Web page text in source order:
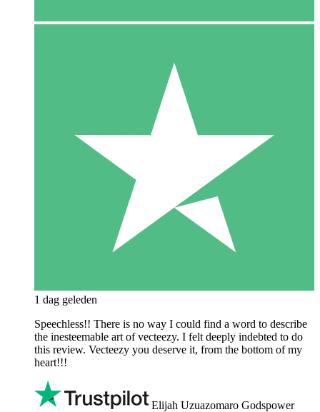
1 dag geleden
Speechless!! There is no way I could find a word to describe
the inesteemable art of vecteezy. I felt deeply indebted to do
this review. Vecteezy you deserve it, from the bottom of my
heart!!!
Elijah Uzuazomaro Godspower